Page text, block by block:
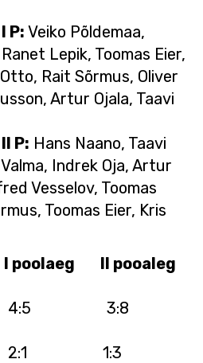
P: Veiko Põldemaa,
Lepik, Toomas Eier,
Rait Sõrmus, Oliver
Artur Ojala, Taavi
P: Hans Naano, Taavi
Indrek Oja, Artur
Vesselov, Toomas
Toomas Eier, Kris
II pooaleg
4:5 3:8
2:1 1:3